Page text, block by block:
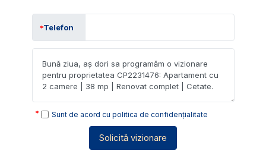
Telefon
Sunt de acord cu politica de confidențialitate
Solicită vizionare